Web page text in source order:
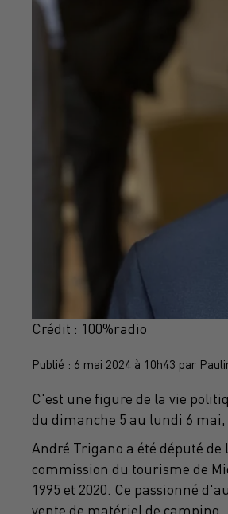
Crédit : 100%radio
Publié : 6 mai 2024 à 10h43 par
C'est une figure de la vie
du dimanche 5 au lundi 6 mai,
André Trigano a été député de
commission du tourisme de
1995 et 2020. Ce passionné
vente de matériel de camping.